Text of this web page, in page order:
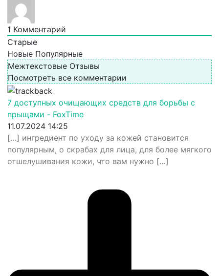
1 Комментарий
Старые
Новые Популярные
Межтекстовые Отзывы
Посмотреть все комментарии
7 доступных очищающих средств для борьбы с
прыщами - FoxTime
11.07.2024 14:25
[…] ингредиент по уходу за кожей становится
популярным, о скрабах для лица, для более мягкого
отшелушивания кожи, что вам нужно […]